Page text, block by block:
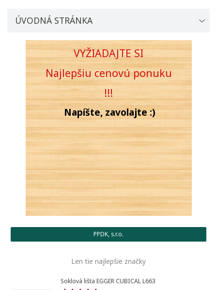
ÚVODNÁ STRÁNKA
VYŽIADAJTE SI
Najlepšiu cenovúponuku
!!!
Napíšte, zavolajte :)
PPDK, s.r.o.
Len tie najlepšie značky
Soklová lišta EGGER CUBICAL L663
((confirmMessage))
Vytvoriť zoznam želaní
Registrovať sa